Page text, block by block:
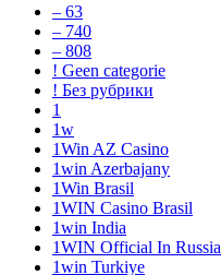
– 63
– 740
– 808
! Geen categorie
! Без рубрики
1
1w
1Win AZ Casino
1win Azerbajany
1Win Brasil
1WIN Casino Brasil
1win India
1WIN Official In Russia
1win Turkiye